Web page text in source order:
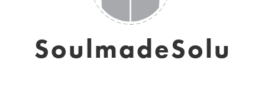
SoulmadeSolu